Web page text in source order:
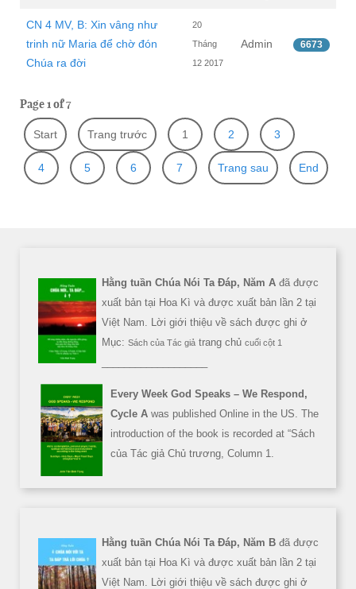
CN 4 MV, B: Xin vâng như
trinh nữ Maria để chờ đón
Chúa ra đời
20
Tháng
12 2017
Admin 6673
Page 1 of 7
Start Trang trước 1 2 3
4 5 6 7 Trang sau End
Hằng tuần Chúa Nói Ta Đáp, Năm A đã được
xuất bản tại Hoa Kì và được xuất bản lần 2 tại
Việt Nam. Lời giới thiệu về sách được ghi ở
Mục: Sách của Tác giả trang chủ cuối cột 1
Every Week God Speaks – We Respond,
Cycle A was published Online in the US. The
introduction of the book is recorded at “Sách
của Tác giả Chủ trương, Column 1.
Hằng tuần Chúa Nói Ta Đáp, Năm B đã được
xuất bản tại Hoa Kì và được xuất bản lần 2 tại
Việt Nam. Lời giới thiệu về sách được ghi ở